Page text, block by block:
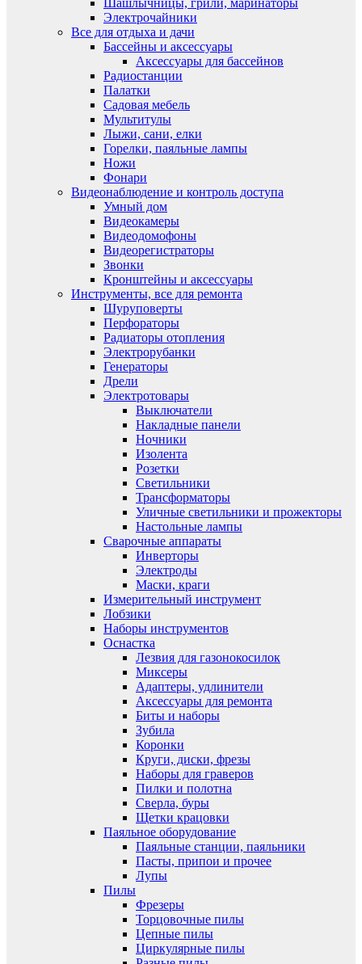
Шашлычницы, грили, маринаторы
Электрочайники
Все для отдыха и дачи
Бассейны и аксессуары
Аксессуары для бассейнов
Радиостанции
Палатки
Садовая мебель
Мультитулы
Лыжи, сани, елки
Горелки, паяльные лампы
Ножи
Фонари
Видеонаблюдение и контроль доступа
Умный дом
Видеокамеры
Видеодомофоны
Видеорегистраторы
Звонки
Кронштейны и аксессуары
Инструменты, все для ремонта
Шуруповерты
Перфораторы
Радиаторы отопления
Электрорубанки
Генераторы
Дрели
Электротовары
Выключатели
Накладные панели
Ночники
Изолента
Розетки
Светильники
Трансформаторы
Уличные светильники и прожекторы
Настольные лампы
Сварочные аппараты
Инверторы
Электроды
Маски, краги
Измерительный инструмент
Лобзики
Наборы инструментов
Оснастка
Лезвия для газонокосилок
Миксеры
Адаптеры, удлинители
Аксессуары для ремонта
Биты и наборы
Зубила
Коронки
Круги, диски, фрезы
Наборы для граверов
Пилки и полотна
Сверла, буры
Щетки крацовки
Паяльное оборудование
Паяльные станции, паяльники
Пасты, припои и прочее
Лупы
Пилы
Фрезеры
Торцовочные пилы
Цепные пилы
Циркулярные пилы